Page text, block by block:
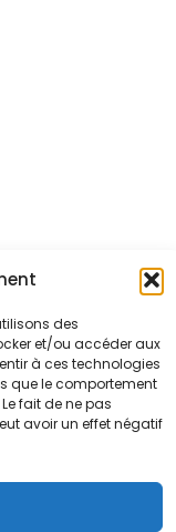
des
et/ou accéder aux
à ces technologies
que le comportement
fait de ne pas
avoir un effet négatif